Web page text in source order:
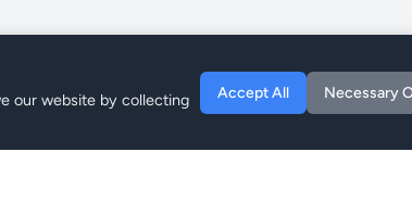
our website by collecting
Accept All Necessary